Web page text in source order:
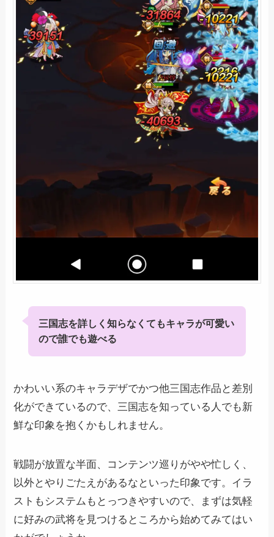
三国志を詳しく知らなくてもキャラが可愛い
ので誰でも遊べる
かわいい系のキャラデザでかつ他三国志作品と差別
化ができているので、三国志を知っている人でも新
鮮な印象を抱くかもしれません。
戦闘が放置な半面、コンテンツ巡りがやや忙しく、
以外とやりごたえがあるなといった印象です。イラ
ストもシステムもとっつきやすいので、まずは気軽
に好みの武将を見つけるところから始めてみてはい